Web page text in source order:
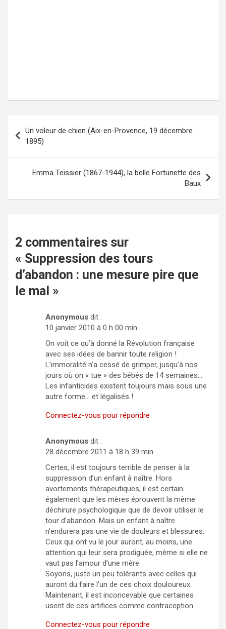
Navigation
l’article
Un voleur de chien (Aix-en-Provence, 19 décembre
1895)
Emma Teissier (1867-1944), la belle Fortunette des
Baux
2 commentaires sur
« Suppression des tours
d’abandon : une mesure pire que
le mal »
Anonymous dit :
10 janvier 2010 à 0 h 00 min
On voit ce qu’à donné la Révolution française
avec ses idées de bannir toute religion !
L’immoralité n’a cessé de grimper, jusqu’à nos
jours où on « tue » des bébés de 14 semaines…
Les infanticides existent toujours mais sous une
autre forme… et légalisés !
Connectez-vous pour répondre
Anonymous dit :
28 décembre 2011 à 18 h 39 min
Certes, il est toujours terrible de penser à la
suppression d’un enfant à naître. Hors
avortements thérapeutiques, il est certain
également que les mères éprouvent la même
déchirure psychologique que de devoir utiliser le
tour d’abandon. Mais un enfant à naître
n’endurera pas une vie de douleurs et blessures.
Ceux qui ont vu le jour auront, au moins, une
attention qui leur sera prodiguée, même si elle ne
vaut pas l’amour d’une mère.
Soyons, juste un peu tolérants avec celles qui
auront du faire l’un de ces choix douloureux.
Maintenant, il est inconcevable que certaines
usent de ces artifices comme contraception.
Connectez-vous pour répondre